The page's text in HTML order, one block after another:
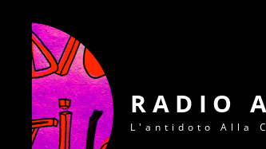
RADIO
L'antidoto Alla